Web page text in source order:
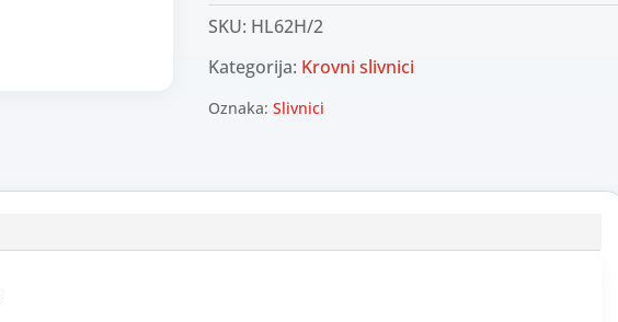
SKU: HL62H/2
Kategorija: Krovni slivnici
Oznaka:Slivnici